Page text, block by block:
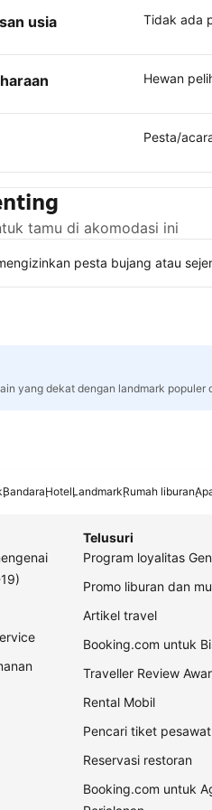
usia Tidak ada
Hewan
Pesta/
tamu di akomodasi ini
pesta bujang atau
yang dekat dengan landmark populer
BandaraHotelLandmarkRumah liburan
Telusuri
Program loyalitas
Promo liburan dan
Artikel travel
Booking.com untuk
Traveller Review
Rental Mobil
Pencari tiket pesawat
Reservasi restoran
Booking.com untuk